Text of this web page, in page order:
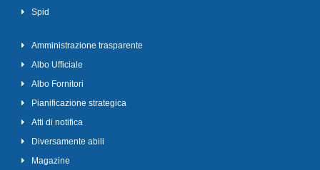
Spid
Amministrazione trasparente
Albo Ufficiale
Albo Fornitori
Pianificazione strategica
Atti di notifica
Diversamente abili
Magazine